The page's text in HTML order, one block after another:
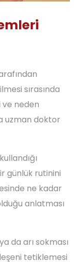
sırasında
ve neden
uzman doktor
günlük rutinini
ne kadar
anlatması
da arı sokması
tetiklemesi